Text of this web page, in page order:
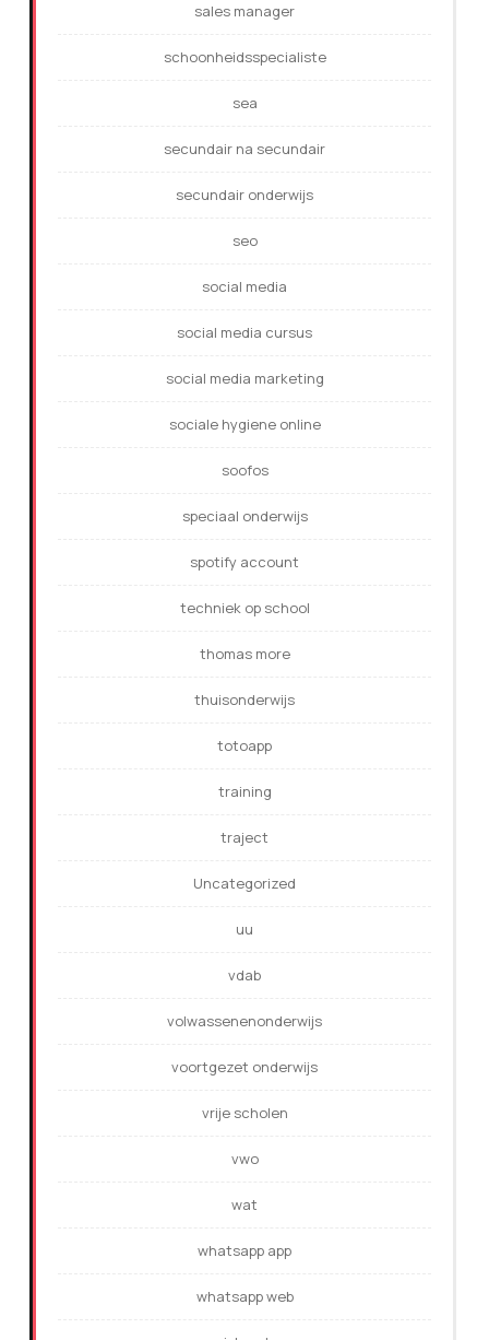
sales manager
schoonheidsspecialiste
sea
secundair na secundair
secundair onderwijs
seo
social media
social media cursus
social media marketing
sociale hygiene online
soofos
speciaal onderwijs
spotify account
techniek op school
thomas more
thuisonderwijs
totoapp
training
traject
Uncategorized
uu
vdab
volwassenenonderwijs
voortgezet onderwijs
vrije scholen
vwo
wat
whatsapp app
whatsapp web